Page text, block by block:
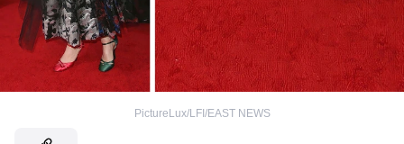
PictureLux/LFI/EAST NEWS